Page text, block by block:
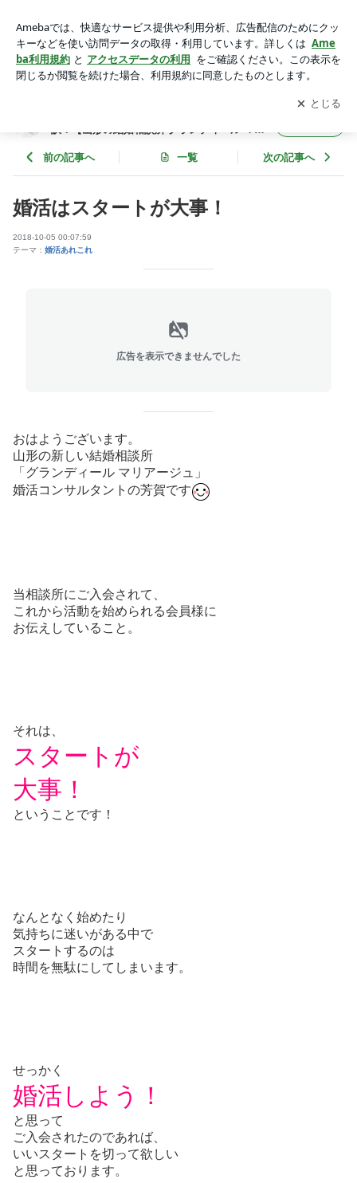
婚活の秘訣！【山形の結婚相談所 グランディール マリアージ
ュ】
アプリをダウンロードして ブログの更新通知
を受け取りまし
ょう。
開く
訣！【山形の結婚相談所 グランディール マリ
前の記事へ 一覧 次の記事へ
婚活はスタートが大事！
2018-10-05 00:07:59
テーマ： 婚活あれこれ
広告を表示できませんでした
おはようございます。
山形の新しい結婚相談所
「グランディール マリアージュ」
婚活コンサルタントの芳賀です
当相談所にご入会されて、
これから活動を始められる会員様に
お伝えしていること。
それは、
スタートが
大事！
ということです！
なんとなく始めたり
気持ちに迷いがある中で
スタートするのは
時間を無駄にしてしまいます。
せっかく
婚活しよう！
と思って
ご入会されたのであれば、
いいスタートを切って欲しい
と思っております。